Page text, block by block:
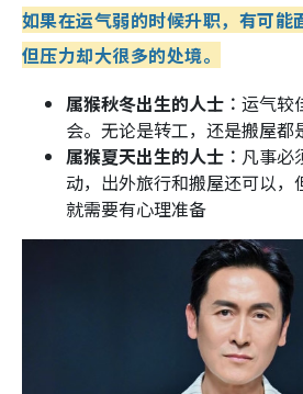
如果在运气弱的时候升职，有可能
但压力却大很多的处境。
属猴秋冬出生的人士︰ 运气较
会。无论是转工，还是搬屋都
属猴夏天出生的人士︰ 凡事必
动，出外旅行和搬屋还可以，
就需要有心理准备